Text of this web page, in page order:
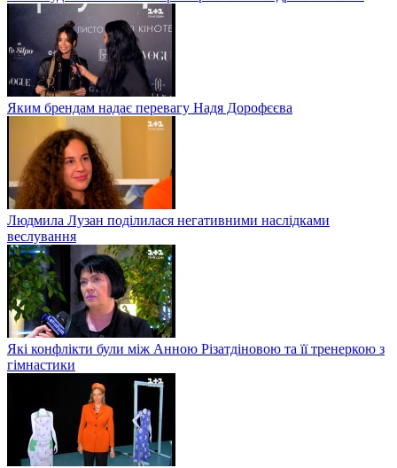
Яким брендам надає перевагу Надя Дорофєєва
Людмила Лузан поділилася негативними наслідками
веслування
Які конфлікти були між Анною Різатдіновою та її тренеркою з
гімнастики